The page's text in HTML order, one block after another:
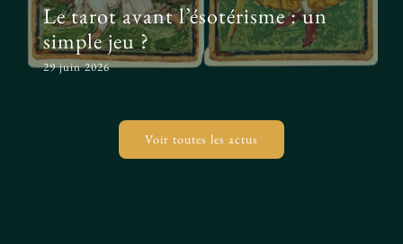
Le tarot avant l’ésotérisme : un
simple jeu ?
29 juin 2026
Voir toutes les actus